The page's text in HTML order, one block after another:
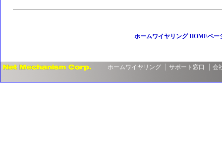
ホームワイヤリング HOMEペー
ホームワイヤリング サポート窓口 会